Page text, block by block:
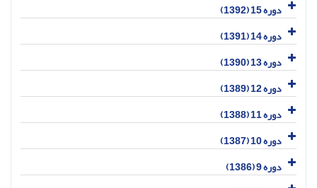
دوره 15 (1392)
دوره 14 (1391)
دوره 13 (1390)
دوره 12 (1389)
دوره 11 (1388)
دوره 10 (1387)
دوره 9 (1386)